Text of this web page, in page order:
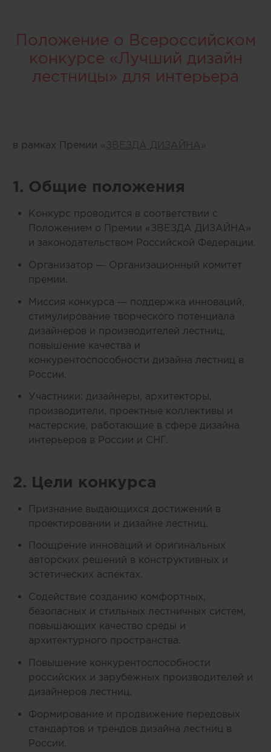
Положение о Всероссийском
конкурсе «Лучший дизайн
лестницы» для интерьера
в рамках Премии « ЗВЕЗДА ДИЗАЙНА »
1. Общие положения
Конкурс проводится в соответствии с
Положением о Премии «ЗВЕЗДА ДИЗАЙНА»
и законодательством Российской Федерации.
Организатор — Организационный комитет
премии.
Миссия конкурса — поддержка инноваций,
стимулирование творческого потенциала
дизайнеров и производителей лестниц,
повышение качества и
конкурентоспособности дизайна лестниц в
России.
Участники: дизайнеры, архитекторы,
производители, проектные коллективы и
мастерские, работающие в сфере дизайна
интерьеров в России и СНГ.
2. Цели конкурса
Признание выдающихся достижений в
проектировании и дизайне лестниц.
Поощрение инноваций и оригинальных
авторских решений в конструктивных и
эстетических аспектах.
Содействие созданию комфортных,
безопасных и стильных лестничных систем,
повышающих качество среды и
архитектурного пространства.
Повышение конкурентоспособности
российских и зарубежных производителей и
дизайнеров лестниц.
Формирование и продвижение передовых
стандартов и трендов дизайна лестниц в
России.